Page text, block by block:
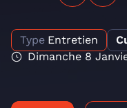
Type Entretien
Dimanche 8